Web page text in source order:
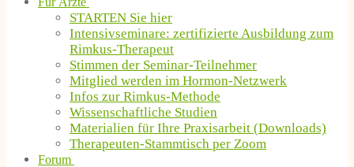
STARTEN Sie hier
Intensivseminare: zertifizierte Ausbildung zum
Rimkus-Therapeut
Stimmen der Seminar-Teilnehmer
Mitglied werden im Hormon-Netzwerk
Infos zur Rimkus-Methode
Wissenschaftliche Studien
Materialien für Ihre Praxisarbeit (Downloads)
Therapeuten-Stammtisch per Zoom
Forum